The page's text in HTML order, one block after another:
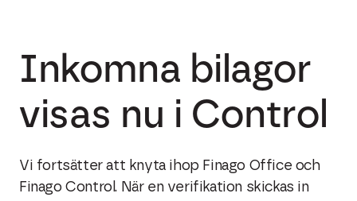
Inkomna bilagor
visas nu i Control
Vi fortsätter att knyta ihop Finago Office och
Finago Control. När en verifikation skickas in